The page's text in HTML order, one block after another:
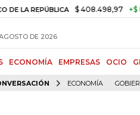
REPÚBLICA $ 408.498,97 +$
DE 2026
ECONOMÍA EMPRESAS OCIO
ECONOMÍA